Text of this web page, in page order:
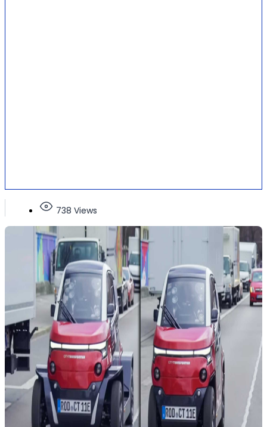
738 Views